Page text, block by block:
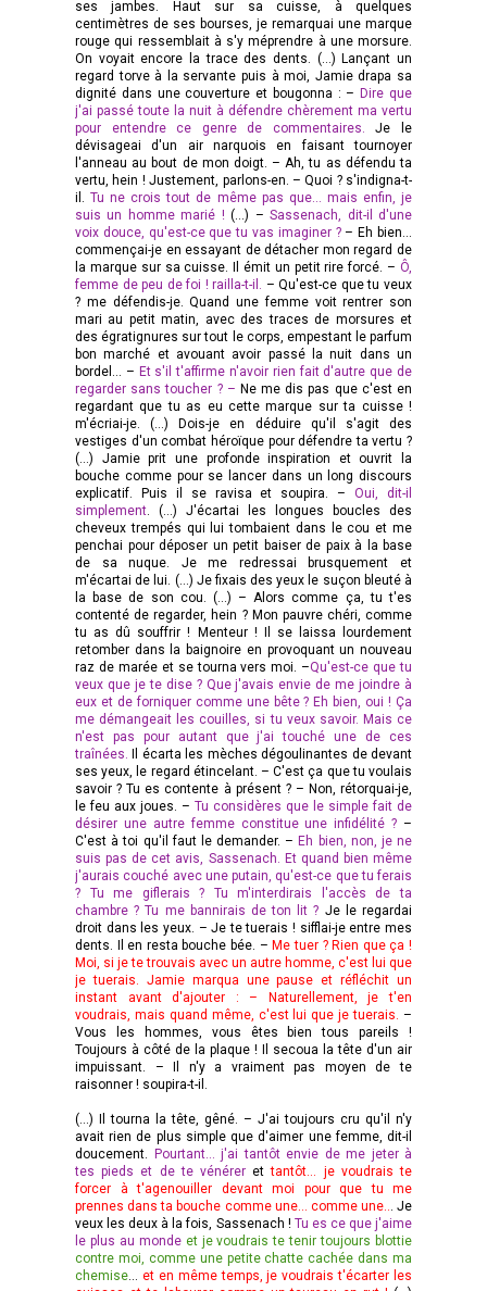
ses jambes. Haut sur sa cuisse, à quelques
centimètres de ses bourses, je remarquai une marque
rouge qui ressemblait à s'y méprendre à une morsure.
On voyait encore la trace des dents. (…) Lançant un
regard torve à la servante puis à moi, Jamie drapa sa
dignité dans une couverture et bougonna : –Dire que
j'ai passé toute la nuit à défendre chèrement ma vertu
pour entendre ce genre de commentaires. Je le
dévisageai d'un air narquois en faisant tournoyer
l'anneau au bout de mon doigt. – Ah, tu as défendu ta
vertu, hein ! Justement, parlons-en. – Quoi ? s'indigna-t-
il.Tu ne crois tout de même pas que... mais enfin, je
suis un homme marié ! (…) – Sassenach, dit-il d'une
voix douce, qu'est-ce que tu vas imaginer ?– Eh bien...
commençai-je en essayant de détacher mon regard de
la marque sur sa cuisse. Il émit un petit rire forcé. – Ô,
femme de peu de foi ! railla-t-il. – Qu'est-ce que tu veux
? me défendis-je. Quand une femme voit rentrer son
mari au petit matin, avec des traces de morsures et
des égratignures sur tout le corps, empestant le parfum
bon marché et avouant avoir passé la nuit dans un
bordel... – Et s'il t'affirme n'avoir rien fait d'autre que de
regarder sans toucher ? – Ne me dis pas que c'est en
regardant que tu as eu cette marque sur ta cuisse !
m'écriai-je. (…) Dois-je en déduire qu'il s'agit des
vestiges d'un combat héroïque pour défendre ta vertu ?
(…) Jamie prit une profonde inspiration et ouvrit la
bouche comme pour se lancer dans un long discours
explicatif. Puis il se ravisa et soupira. –Oui, dit-il
simplement. (…) J'écartai les longues boucles des
cheveux trempés qui lui tombaient dans le cou et me
penchai pour déposer un petit baiser de paix à la base
de sa nuque. Je me redressai brusquement et
m'écartai de lui. (…) Je fixais des yeux le suçon bleuté à
la base de son cou. (…) – Alors comme ça, tu t'es
contenté de regarder, hein ? Mon pauvre chéri, comme
tu as dû souffrir ! Menteur ! Il se laissa lourdement
retomber dans la baignoire en provoquant un nouveau
raz de marée et se tourna vers moi. –Qu'est-ce que tu
veux que je te dise ? Que j'avais envie de me joindre à
eux et de forniquer comme une bête ? Eh bien, oui ! Ça
me démangeait les couilles, si tu veux savoir. Mais ce
n'est pas pour autant que j'ai touché une de ces
traînées. Il écarta les mèches dégoulinantes de devant
ses yeux, le regard étincelant. – C'est ça que tu voulais
savoir ? Tu es contente à présent ? – Non, rétorquai-je,
le feu aux joues. – Tu considères que le simple fait de
désirer une autre femme constitue une infidélité ? –
C'est à toi qu'il faut le demander. –Eh bien, non, je ne
suis pas de cet avis, Sassenach. Et quand bien même
j'aurais couché avec une putain, qu'est-ce que tu ferais
? Tu me giflerais ? Tu m'interdirais l'accès de ta
chambre ? Tu me bannirais de ton lit ? Je le regardai
droit dans les yeux. – Je te tuerais ! sifflai-je entre mes
dents. Il en resta bouche bée. –Me tuer ? Rien que ça !
Moi, si je te trouvais avec un autre homme, c'est lui que
je tuerais. Jamie marqua une pause et réfléchit un
instant avant d'ajouter : – Naturellement, je t'en
voudrais, mais quand même, c'est lui que je tuerais. –
Vous les hommes, vous êtes bien tous pareils !
Toujours à côté de la plaque ! Il secoua la tête d'un air
impuissant. – Il n'y a vraiment pas moyen de te
raisonner ! soupira-t-il.
(…) Il tourna la tête, gêné. – J'ai toujours cru qu'il n'y
avait rien de plus simple que d'aimer une femme, dit-il
doucement. Pourtant... j'ai tantôt envie de me jeter à
tes pieds et de te vénérer ettantôt... je voudrais te
forcer à t'agenouiller devant moi pour que tu me
prennes dans ta bouche comme une... comme une... Je
veux les deux à la fois, Sassenach ! Tu es ce que j'aime
le plus au mondeet je voudrais te tenir toujours blottie
contre moi, comme une petite chatte cachée dans ma
chemise... et en même temps, je voudrais t'écarter les